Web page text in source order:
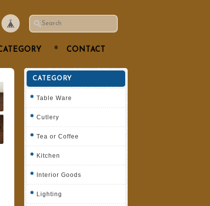
CONTACT
CATEGORY
Table Ware
Cutlery
Tea or Coffee
Kitchen
Interior Goods
Lighting